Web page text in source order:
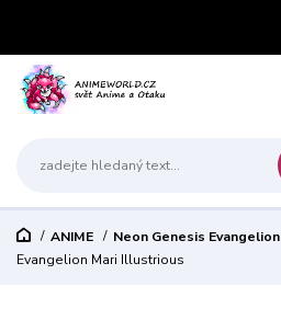
ANIME Neon Genesis Evangelion
Evangelion Mari Illustrious